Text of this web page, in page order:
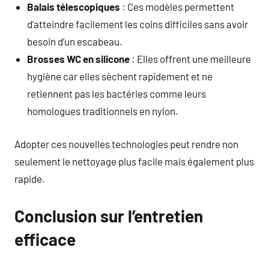
Balais télescopiques : Ces modèles permettent
d’atteindre facilement les coins difficiles sans avoir
besoin d’un escabeau.
Brosses WC en silicone : Elles offrent une meilleure
hygiène car elles sèchent rapidement et ne
retiennent pas les bactéries comme leurs
homologues traditionnels en nylon.
Adopter ces nouvelles technologies peut rendre non
seulement le nettoyage plus facile mais également plus
rapide.
Conclusion sur l’entretien
efficace